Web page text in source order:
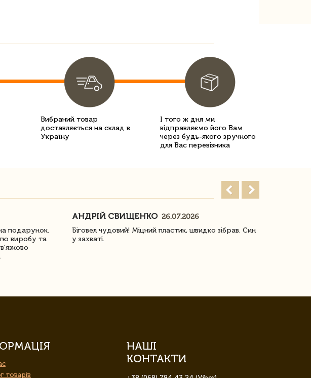
Вибраний товар
доставляється на склад в
Україну
І того ж дня ми
відправляємо його Вам
через будь-якого зручного
для Вас перевізника
подарунок.
виробу та
АНДРІЙ СВИЩЕНКО 26.07.2026
Біговел чудовий! Міцний пластик, швидко зібрав. Син
у захваті.
товарів
НАШІ
КОНТАКТИ